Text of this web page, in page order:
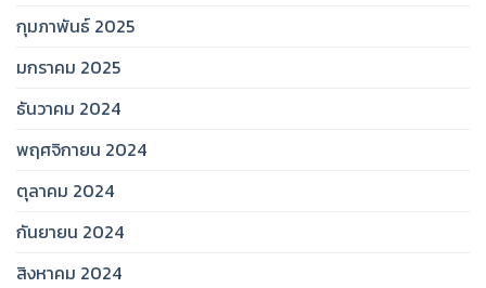
กุมภาพันธ์ 2025
มกราคม 2025
ธันวาคม 2024
พฤศจิกายน 2024
ตุลาคม 2024
กันยายน 2024
สิงหาคม 2024